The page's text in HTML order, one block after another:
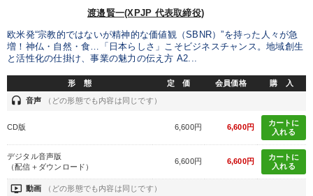
渡邉賢一(XPJP 代表取締役)
欧米発“宗教的ではないが精神的な価値観（SBNR）”を持った人々が急
増！神仏・自然・食…「日本らしさ」こそビジネスチャンス。地域創生
と活性化の仕掛け、事業の魅力の伝え方 A2...
形 態 定 価 会員価格 購 入
headset 音声 （どの形態でも内容は同じです）
CD版 6,600円 6,600円
カートに
入れる
デジタル音声版
（配信＋ダウンロード）
6,600円 6,600円
カートに
入れる
ondemand_video 動画 （どの形態でも内容は同じです）